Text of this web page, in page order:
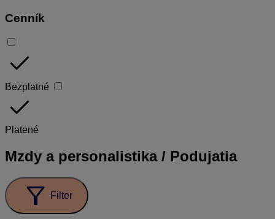
Cenník
done
Bezplatné
done
Platené
Mzdy a personalistika / Podujatia
filter_alt Filter